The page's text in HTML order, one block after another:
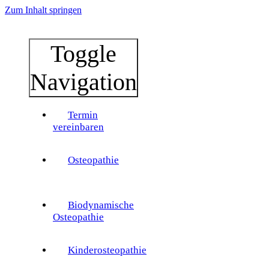
Zum Inhalt springen
Toggle
Navigation
Termin
vereinbaren
Osteopathie
Biodynamische
Osteopathie
Kinderosteopathie